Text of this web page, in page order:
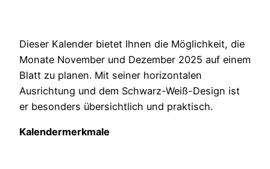
Dieser Kalender bietet Ihnen die Möglichkeit, die
Monate November und Dezember 2025 auf einem
Blatt zu planen. Mit seiner horizontalen
Ausrichtung und dem Schwarz-Weiß-Design ist
er besonders übersichtlich und praktisch.
Kalendermerkmale